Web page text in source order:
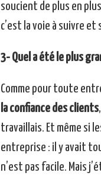
soucient de plus en
c’est la voie à suivre
3- Quel a été le plus
Comme pour toute
la confiance des clients
travaillais. Et même si
entreprise : il y avait
n’est pas facile. Mais